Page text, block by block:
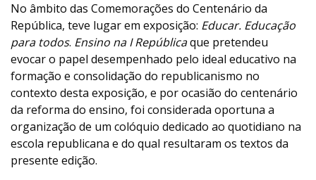
No âmbito das Comemorações do Centenário da
República, teve lugar em exposição: Educar. Educação
para todos. Ensino na I Repúblicaque pretendeu
evocar o papel desempenhado pelo ideal educativo na
formação e consolidação do republicanismo no
contexto desta exposição, e por ocasião do centenário
da reforma do ensino, foi considerada oportuna a
organização de um colóquio dedicado ao quotidiano na
escola republicana e do qual resultaram os textos da
presente edição.